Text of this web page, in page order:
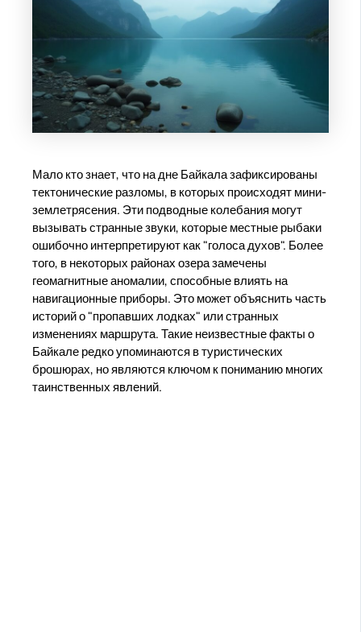
Мало кто знает, что на дне Байкала зафиксированы
тектонические разломы, в которых происходят мини-
землетрясения. Эти подводные колебания могут
вызывать странные звуки, которые местные рыбаки
ошибочно интерпретируют как "голоса духов". Более
того, в некоторых районах озера замечены
геомагнитные аномалии, способные влиять на
навигационные приборы. Это может объяснить часть
историй о "пропавших лодках" или странных
изменениях маршрута. Такие неизвестные факты о
Байкале редко упоминаются в туристических
брошюрах, но являются ключом к пониманию многих
таинственных явлений.